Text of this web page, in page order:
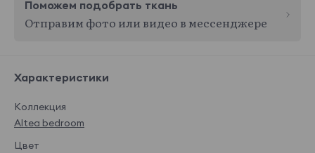
Поможем подобрать ткань
Отправим фото или видео в мессенджере
Характеристики
Коллекция
Altea bedroom
Цвет